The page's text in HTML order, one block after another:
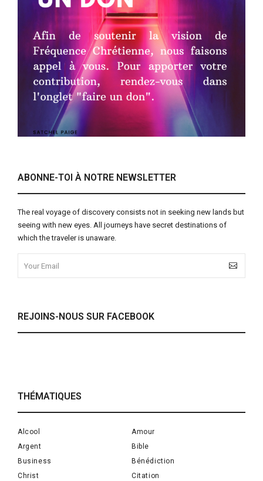
ABONNE-TOI À NOTRE NEWSLETTER
The real voyage of discovery consists not in seeking new lands but
seeing with new eyes. All journeys have secret destinations of
which the traveler is unaware.
REJOINS-NOUS SUR FACEBOOK
THÉMATIQUES
Alcool
Amour
Argent
Bible
Business
Bénédiction
Christ
Citation